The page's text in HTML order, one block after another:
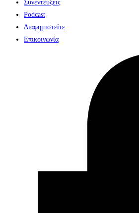
Συνεντεύξεις
Podcast
Διαφημιστείτε
Επικοινωνία